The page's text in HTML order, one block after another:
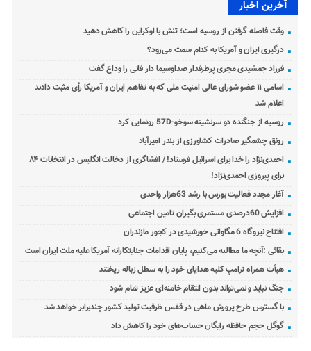
آخرین اخبار
وقت فاصله گرفتن از روسیه است؛ تنش با اوکراین را کاهش دهید
درگیری ایران و آمریکا به کدام سمت می‌رود؟
فرزاد جمشیدی مجری پرطرفدار صداوسیما دار فانی را وداع گفت
اسامی ۱۱ عضو شورای عالی امنیت ملی که به تفاهم ایران و آمریکا رأی مثبت دادند
اعلام شد
روسیه از جنگنده دو سرنشینه سوخو-57D رونمایی کرد
رونق چشمگیر صادرات کشاورزی از بندر امیرآباد
احمدی‌نژاد را خدا برای اسرائیل فرستاد! / افشاگری از دخالت انگلیس در انتخابات ۸۴
برای پیروزی احمدی‌نژاد!
آغاز مجدد فعالیت بورس با رشد 63هزار واحدی
افزایش 60درصدی مستمری بگیران تامین اجتماعی
افتتاح نیروگاه 6 مگاواتی خورشیدی در کجور مازندران
بقائی :آنچه ما مطالبه می‌کنیم، پایان اقدامات جنایتکارانه آمریکا علیه ملت ایران است
هیأت همراه ترامپ کلیه هدایای خود را به سطل زباله ریختند
جنگ نباید و نمی‌تواند بدون انتقام خامنه‌ای عزیز تمام شود
با گسترس طرح پرورش ماهی در قفس ظرفیت تولید کشور چندبرابر خواهد شد
گوگل حجم حافظه رایگان حساب‌های خود را کاهش داد